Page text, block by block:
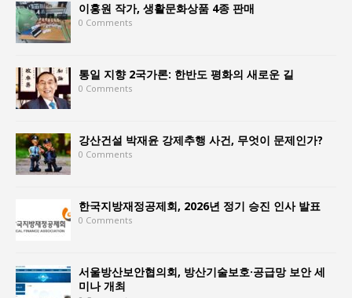
이홍원 작가, 생활문화상품 4종 판매
0 Comments
통일 지향 2국가론: 한반도 평화의 새로운 길
0 Comments
강산건설 박재윤 강제추행 사건, 무엇이 문제인가?
0 Comments
한국지방재정공제회, 2026년 정기 승진 인사 발표
0 Comments
서울방산보안협의회, 방산기술보호·공급망 보안 세
미나 개최